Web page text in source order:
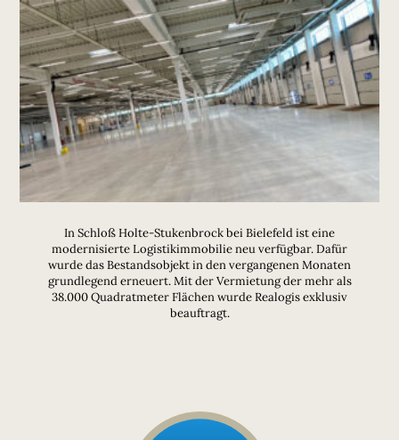
In Schloß Holte-Stukenbrock bei Bielefeld ist eine
modernisierte Logistikimmobilie neu verfügbar. Dafür
wurde das Bestandsobjekt in den vergangenen Monaten
grundlegend erneuert. Mit der Vermietung der mehr als
38.000 Quadratmeter Flächen wurde Realogis exklusiv
beauftragt.